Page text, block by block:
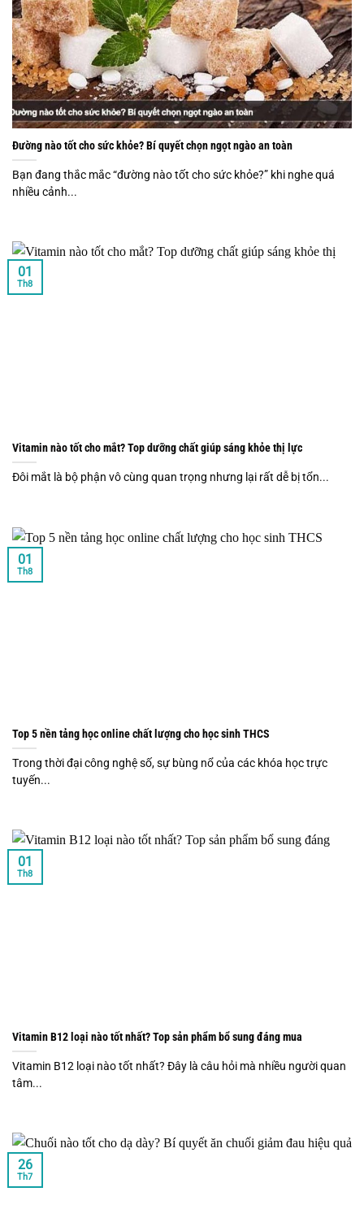
Đường nào tốt cho sức khỏe? Bí quyết chọn ngọt ngào an toàn
Bạn đang thắc mắc “đường nào tốt cho sức khỏe?” khi nghe quá
nhiều cảnh...
Vitamin nào tốt cho mắt? Top dưỡng chất giúp sáng khỏe thị lực
Đôi mắt là bộ phận vô cùng quan trọng nhưng lại rất dễ bị tổn...
01
Th8
Top 5 nền tảng học online chất lượng cho học sinh THCS
Trong thời đại công nghệ số, sự bùng nổ của các khóa học trực
tuyến...
01
Th8
Vitamin B12 loại nào tốt nhất? Top sản phẩm bổ sung đáng mua
Vitamin B12 loại nào tốt nhất? Đây là câu hỏi mà nhiều người quan
tâm...
01
Th8
26
Th7